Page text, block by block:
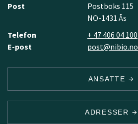
Post
Postboks 115
NO-1431 Ås
Telefon
+ 47 406 04 100
E-post
post@nibio.no
ANSATTE
ADRESSER